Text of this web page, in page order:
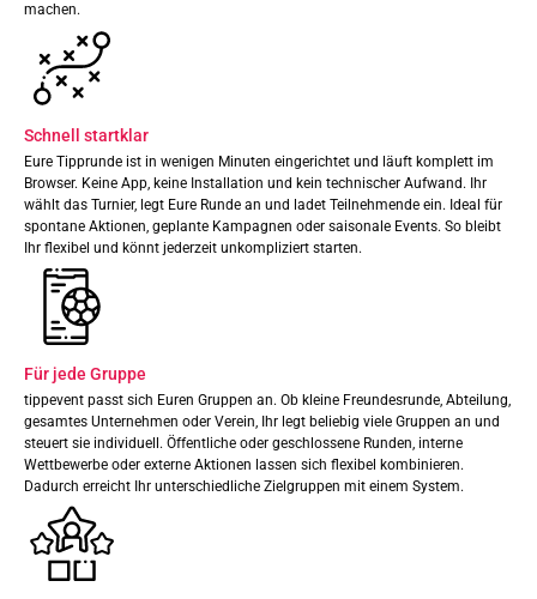
machen.
Schnell startklar
Eure Tipprunde ist in wenigen Minuten eingerichtet und läuft komplett im
Browser. Keine App, keine Installation und kein technischer Aufwand. Ihr
wählt das Turnier, legt Eure Runde an und ladet Teilnehmende ein. Ideal für
spontane Aktionen, geplante Kampagnen oder saisonale Events. So bleibt
Ihr flexibel und könnt jederzeit unkompliziert starten.
Für jede Gruppe
tippevent passt sich Euren Gruppen an. Ob kleine Freundesrunde, Abteilung,
gesamtes Unternehmen oder Verein, Ihr legt beliebig viele Gruppen an und
steuert sie individuell. Öffentliche oder geschlossene Runden, interne
Wettbewerbe oder externe Aktionen lassen sich flexibel kombinieren.
Dadurch erreicht Ihr unterschiedliche Zielgruppen mit einem System.